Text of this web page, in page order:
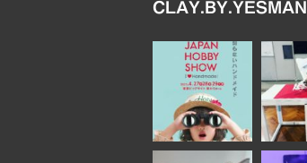
CLAY.BY.YESMAN